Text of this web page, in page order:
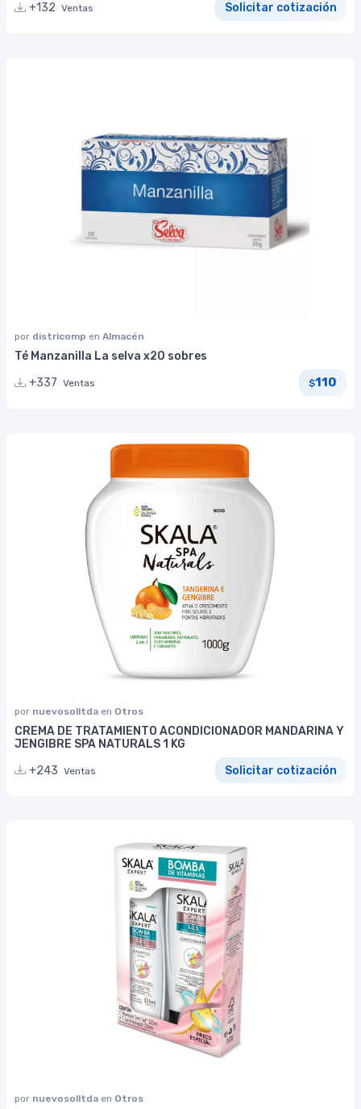
+132 Ventas Solicitar cotización
por districomp en Almacén
Té Manzanilla La selva x20 sobres
+337 Ventas $110
por nuevosolltda en Otros
CREMA DE TRATAMIENTO ACONDICIONADOR MANDARINA Y
JENGIBRE SPA NATURALS 1 KG
+243 Ventas Solicitar cotización
por nuevosolltda en Otros